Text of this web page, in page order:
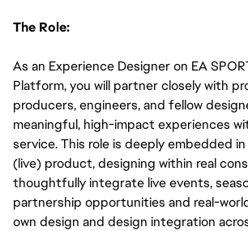
The Role:
As an Experience Designer on EA
Platform, you will partner closely with
producers, engineers, and fellow
meaningful, high-impact experiences
service. This role is deeply embedded
(live) product, designing within real
thoughtfully integrate live events,
partnership opportunities and real-
own design and design integration